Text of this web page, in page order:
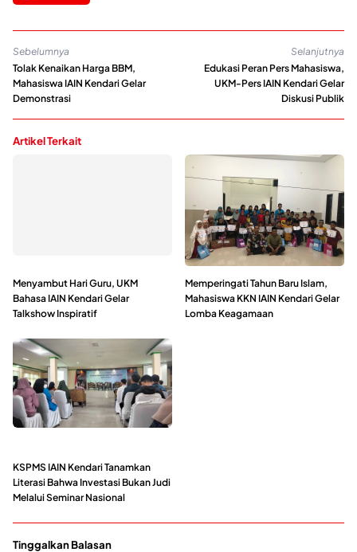
Sebelumnya
Tolak Kenaikan Harga BBM,
Mahasiswa IAIN Kendari Gelar
Demonstrasi
Selanjutnya
Edukasi Peran Pers Mahasiswa,
UKM-Pers IAIN Kendari Gelar
Diskusi Publik
Artikel Terkait
Menyambut Hari Guru, UKM
Bahasa IAIN Kendari Gelar
Talkshow Inspiratif
Memperingati Tahun Baru Islam,
Mahasiswa KKN IAIN Kendari Gelar
Lomba Keagamaan
KSPMS IAIN Kendari Tanamkan
Literasi Bahwa Investasi Bukan Judi
Melalui Seminar Nasional
Tinggalkan Balasan